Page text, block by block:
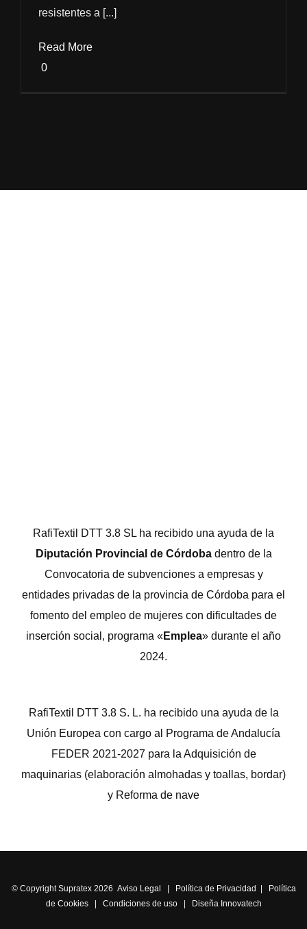
resistentes a [...]
Read More
0
RafiTextil DTT 3.8 SL ha recibido una ayuda de la
Diputación Provincial de Córdobadentro de la
Convocatoria de subvenciones a empresas y
entidades privadas de la provincia de Córdoba para el
fomento del empleo de mujeres con dificultades de
inserción social, programa «Emplea» durante el año
2024.
RafiTextil DTT 3.8 S. L. ha recibido una ayuda de la
Unión Europea con cargo al Programa de Andalucía
FEDER 2021-2027 para la Adquisición de
maquinarias (elaboración almohadas y toallas, bordar)
y Reforma de nave
© Copyright Supratex 2026 Aviso Legal Política de Privacidad
Política
de Cookies| Condiciones de uso| Diseña Innovatech